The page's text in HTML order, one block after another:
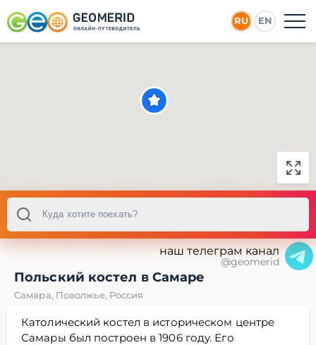
RU EN
наш телеграм канал
@geomerid
Польский костел в Самаре
Самара, Поволжье, Россия
Католический костел в историческом центре
Самары был построен в 1906 году. Его